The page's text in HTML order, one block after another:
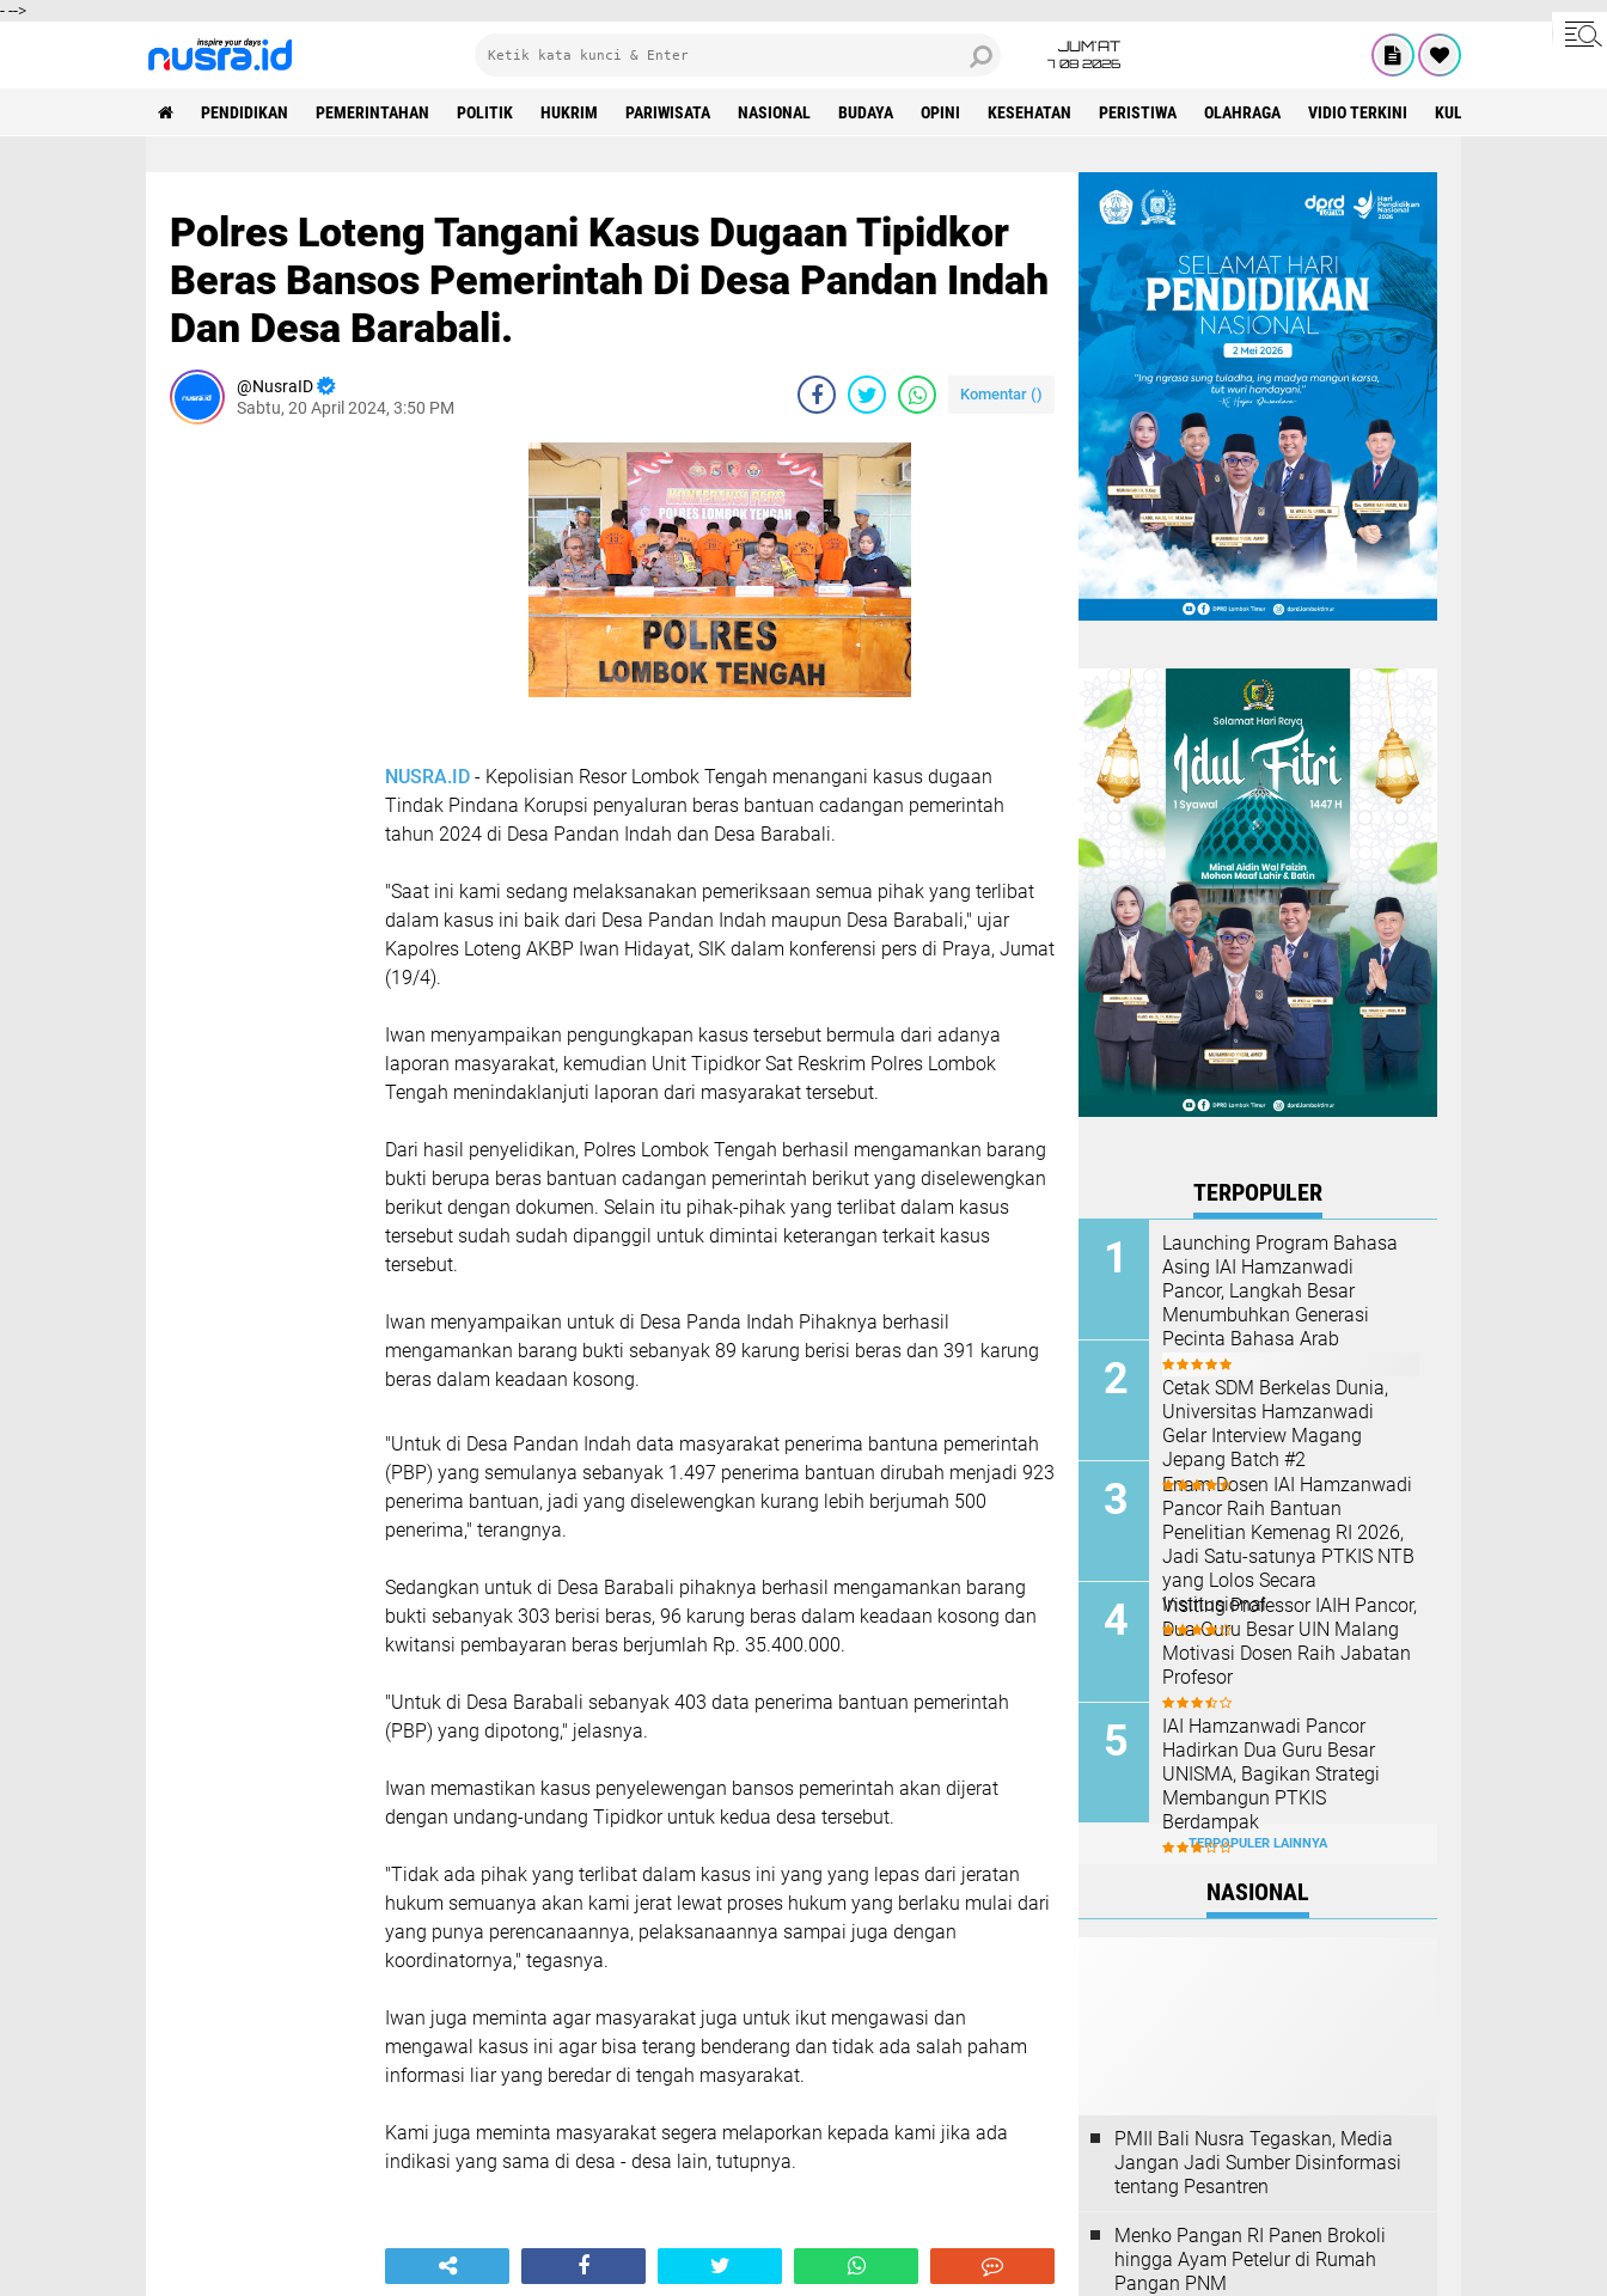
--->
JUM'AT
7 08 2026
PENDIDIKAN PEMERINTAHAN POLITIK HUKRIM PARIWISATA NASIONAL BUDAYA OPINI KESEHATAN PERISTIWA OLAHRAGA VIDIO TERKINI KULINER
Polres Loteng Tangani Kasus Dugaan Tipidkor
Beras Bansos Pemerintah Di Desa Pandan Indah
Dan Desa Barabali.
NusraID
Sabtu, 20 April 2024, 3:50 PM
Komentar ()
NUSRA.ID - Kepolisian Resor Lombok Tengah menangani kasus dugaan
Tindak Pindana Korupsi penyaluran beras bantuan cadangan pemerintah
tahun 2024 di Desa Pandan Indah dan Desa Barabali.
"Saat ini kami sedang melaksanakan pemeriksaan semua pihak yang terlibat
dalam kasus ini baik dari Desa Pandan Indah maupun Desa Barabali," ujar
Kapolres Loteng AKBP Iwan Hidayat, SIK dalam konferensi pers di Praya, Jumat
(19/4).
Iwan menyampaikan pengungkapan kasus tersebut bermula dari adanya
laporan masyarakat, kemudian Unit Tipidkor Sat Reskrim Polres Lombok
Tengah menindaklanjuti laporan dari masyarakat tersebut.
Dari hasil penyelidikan, Polres Lombok Tengah berhasil mengamankan barang
bukti berupa beras bantuan cadangan pemerintah berikut yang diselewengkan
berikut dengan dokumen. Selain itu pihak-pihak yang terlibat dalam kasus
tersebut sudah sudah dipanggil untuk dimintai keterangan terkait kasus
tersebut.
Iwan menyampaikan untuk di Desa Panda Indah Pihaknya berhasil
mengamankan barang bukti sebanyak 89 karung berisi beras dan 391 karung
beras dalam keadaan kosong.
"Untuk di Desa Pandan Indah data masyarakat penerima bantuna pemerintah
(PBP) yang semulanya sebanyak 1.497 penerima bantuan dirubah menjadi 923
penerima bantuan, jadi yang diselewengkan kurang lebih berjumah 500
penerima," terangnya.
Sedangkan untuk di Desa Barabali pihaknya berhasil mengamankan barang
bukti sebanyak 303 berisi beras, 96 karung beras dalam keadaan kosong dan
kwitansi pembayaran beras berjumlah Rp. 35.400.000.
"Untuk di Desa Barabali sebanyak 403 data penerima bantuan pemerintah
(PBP) yang dipotong," jelasnya.
Iwan memastikan kasus penyelewengan bansos pemerintah akan dijerat
dengan undang-undang Tipidkor untuk kedua desa tersebut.
"Tidak ada pihak yang terlibat dalam kasus ini yang yang lepas dari jeratan
hukum semuanya akan kami jerat lewat proses hukum yang berlaku mulai dari
yang punya perencanaannya, pelaksanaannya sampai juga dengan
koordinatornya," tegasnya.
Iwan juga meminta agar masyarakat juga untuk ikut mengawasi dan
mengawal kasus ini agar bisa terang benderang dan tidak ada salah paham
informasi liar yang beredar di tengah masyarakat.
Kami juga meminta masyarakat segera melaporkan kepada kami jika ada
indikasi yang sama di desa - desa lain, tutupnya.
TERPOPULER
Launching Program Bahasa
Asing IAI Hamzanwadi
Pancor, Langkah Besar
Menumbuhkan Generasi
Pecinta Bahasa Arab
Cetak SDM Berkelas Dunia,
Universitas Hamzanwadi
Gelar Interview Magang
Jepang Batch #2
Enam Dosen IAI Hamzanwadi
Pancor Raih Bantuan
Penelitian Kemenag RI 2026,
Jadi Satu-satunya PTKIS NTB
yang Lolos Secara
Institusional
Visiting Professor IAIH Pancor,
Dua Guru Besar UIN Malang
Motivasi Dosen Raih Jabatan
Profesor
IAI Hamzanwadi Pancor
Hadirkan Dua Guru Besar
UNISMA, Bagikan Strategi
Membangun PTKIS
Berdampak
TERPOPULER LAINNYA
NASIONAL
PMII Bali Nusra Tegaskan, Media
Jangan Jadi Sumber Disinformasi
tentang Pesantren
Menko Pangan RI Panen Brokoli
hingga Ayam Petelur di Rumah
Pangan PNM